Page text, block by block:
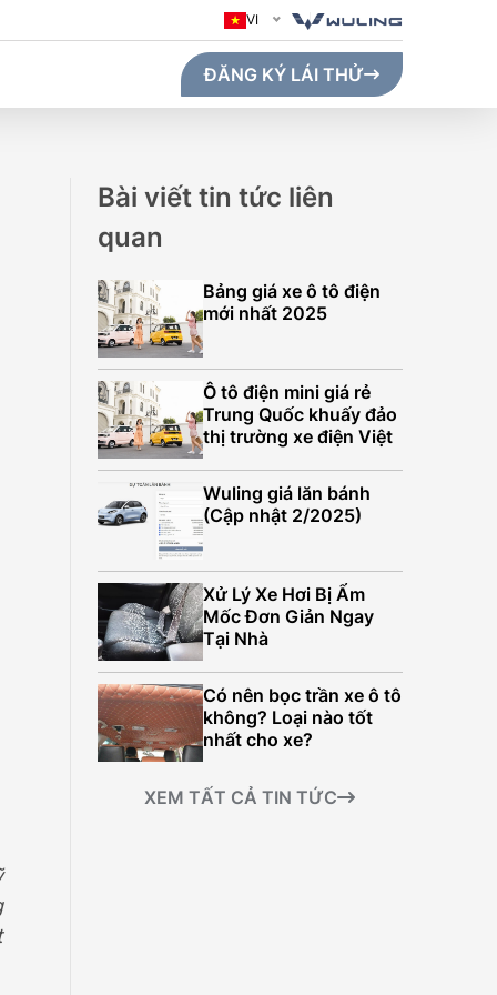
VI
ĐĂNG KÝ LÁI THỬ
MAX (410KM)
499.000.000Đ
Bài viết tin tức liên
quan
Bảng giá xe ô tô điện
mới nhất 2025
Ô tô điện mini giá rẻ
Trung Quốc khuấy đảo
thị trường xe điện Việt
Wuling giá lăn bánh
(Cập nhật 2/2025)
Xử Lý Xe Hơi Bị Ẩm
Mốc Đơn Giản Ngay
Tại Nhà
Có nên bọc trần xe ô tô
không? Loại nào tốt
nhất cho xe?
XEM TẤT CẢ TIN TỨC